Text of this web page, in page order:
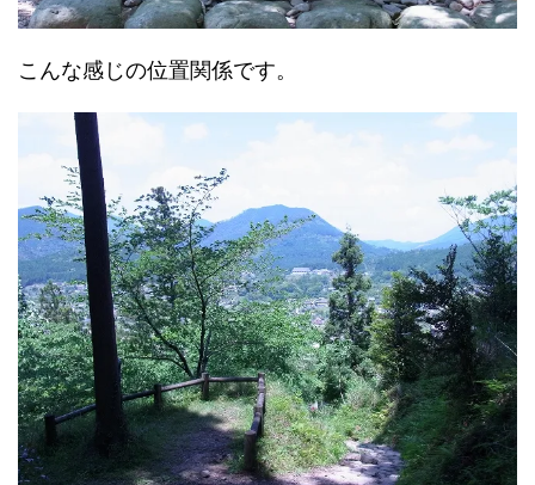
こんな感じの位置関係です。